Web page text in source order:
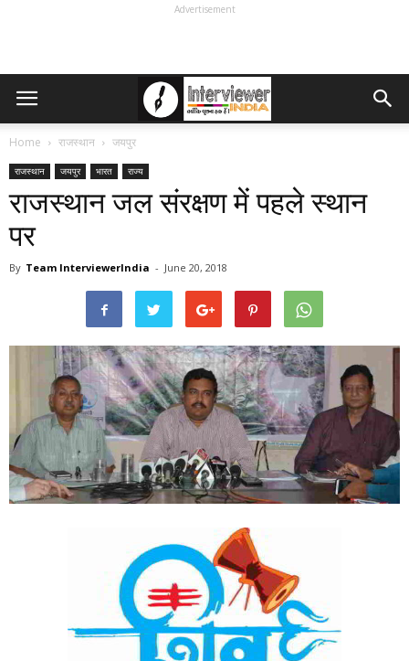
Advertisement
Home राजस्थान जयपुर
राजस्थान जयपुर भारत राज्य
राजस्थान जल संरक्षण में पहले स्थान
पर
By Team InterviewerIndia - June 20, 2018